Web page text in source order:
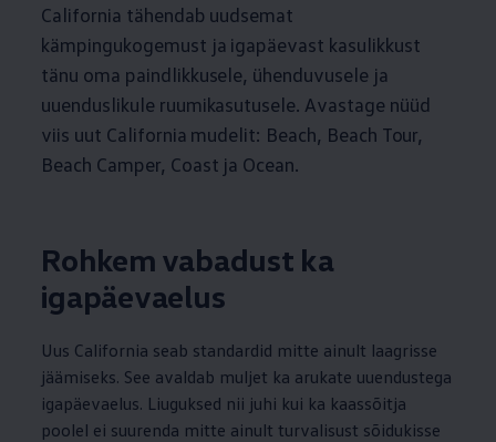
California tähendab uudsemat
kämpingukogemust ja igapäevast kasulikkust
tänu oma paindlikkusele, ühenduvusele ja
uuenduslikule ruumikasutusele. Avastage nüüd
viis uut California mudelit: Beach, Beach Tour,
Beach Camper, Coast ja Ocean.
Rohkem vabadust ka
igapäevaelus
Uus California seab standardid mitte ainult laagrisse
jäämiseks. See avaldab muljet ka arukate uuendustega
igapäevaelus. Liuguksed nii juhi kui ka kaassõitja
poolel ei suurenda mitte ainult turvalisust sõidukisse